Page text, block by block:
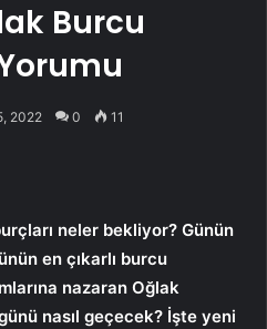
Burcu
2022 0 11
neler bekliyor? Günün
en çıkarlı burcu
nazaran Oğlak
nasıl geçecek? İşte yeni